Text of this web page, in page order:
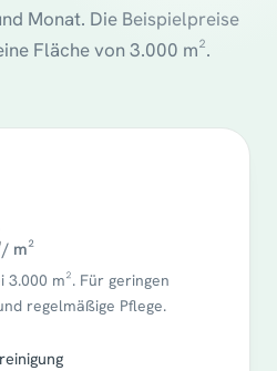
Monat. Die Beispielpreise
Fläche von 3.000 m².
/ m²
m². Für geringen
regelmäßige Pflege.